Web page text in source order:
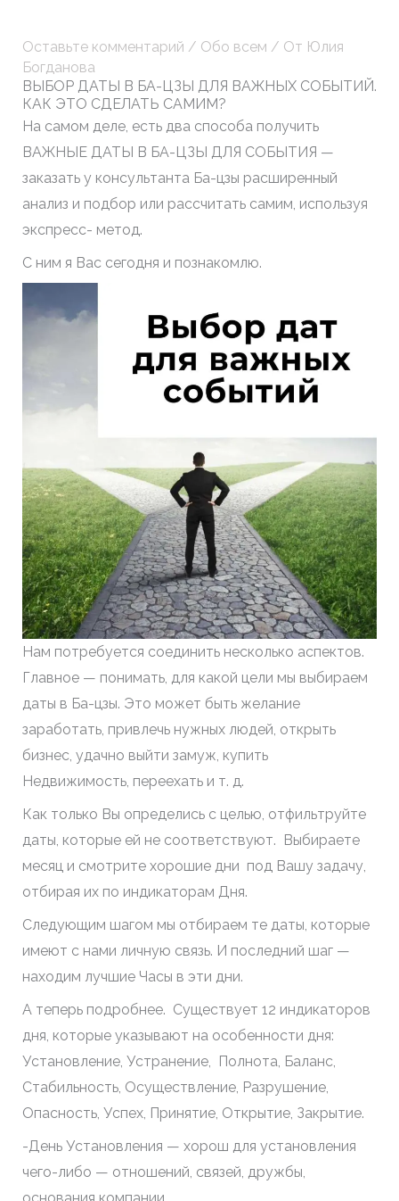
Оставьте комментарий / Обо всем / От Юлия
Богданова
ВЫБОР ДАТЫ В БА-ЦЗЫ ДЛЯ ВАЖНЫХ СОБЫТИЙ.
КАК ЭТО СДЕЛАТЬ САМИМ?
На самом деле, есть два способа получить
ВАЖНЫЕ ДАТЫ В БА-ЦЗЫ ДЛЯ СОБЫТИЯ —
заказать у консультанта Ба-цзы расширенный
анализ и подбор или рассчитать самим, используя
экспресс- метод.
С ним я Вас сегодня и познакомлю.
Нам потребуется соединить несколько аспектов.
Главное — понимать, для какой цели мы выбираем
даты в Ба-цзы. Это может быть желание
заработать, привлечь нужных людей, открыть
бизнес, удачно выйти замуж, купить
Недвижимость, переехать и т. д.
Как только Вы определись с целью, отфильтруйте
даты, которые ей не соответствуют. Выбираете
месяц и смотрите хорошие дни под Вашу задачу,
отбирая их по индикаторам Дня.
Следующим шагом мы отбираем те даты, которые
имеют с нами личную связь. И последний шаг —
находим лучшие Часы в эти дни.
А теперь подробнее. Существует 12 индикаторов
дня, которые указывают на особенности дня:
Установление, Устранение, Полнота, Баланс,
Стабильность, Осуществление, Разрушение,
Опасность, Успех, Принятие, Открытие, Закрытие.
-День Установления — хорош для установления
чего-либо — отношений, связей, дружбы,